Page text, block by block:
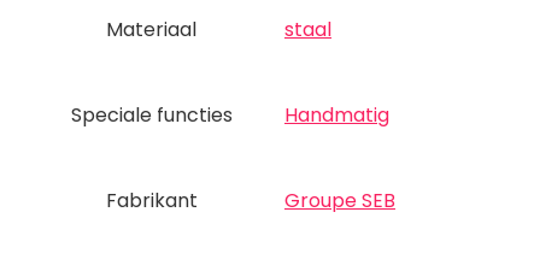
Materiaal ‎staal
Speciale functies ‎Handmatig
Fabrikant ‎Groupe SEB